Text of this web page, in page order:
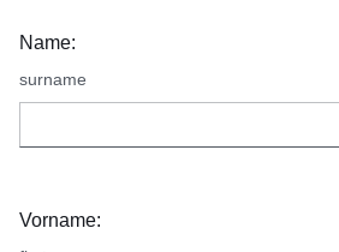
Name:
surname
Vorname: